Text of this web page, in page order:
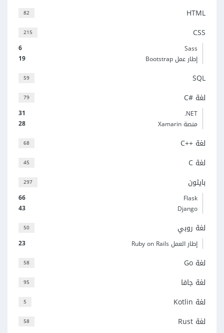
82 HTML
215 CSS
6
Sass
19
إطار عمل Bootstrap
59 SQL
79 لغة C#‎
31
‎.NET
28
منصة Xamarin
68 لغة C++‎
45 لغة C
297 بايثون
66
Flask
43
Django
50 لغة روبي
23 إطار العمل Ruby on Rails
58 لغة Go
95 لغة جافا
5 لغة Kotlin
58 لغة Rust